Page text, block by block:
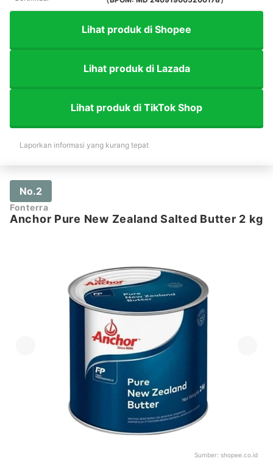
Lihat produk di Shopee
Lihat produk di Lazada
Lihat produk di TikTok Shop
Laporkan informasi yang kurang tepat
No.2
Fonterra
Anchor Pure New Zealand Salted Butter 2 kg
Sumber: shopee.co.id